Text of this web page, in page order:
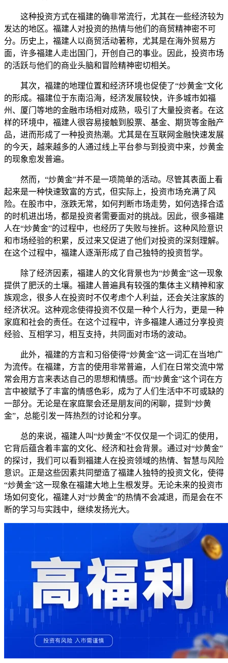
这种投资方式在福建的确非常流行，尤其在一些经济较为
发达的地区。福建人对投资的热情与他们的商贸精神密不可
分。历史上，福建人以商贸活动著称，尤其是在海外贸易方
面，许多福建人走出国门，开创自己的事业。因此，投资市场
的活跃与他们的商业头脑和冒险精神密切相关。
其次，福建的地理位置和经济环境也促使了“炒黄金”文化
的形成。福建位于东南沿海，经济发展较快，许多城市如福
州、厦门等地的金融市场相对成熟，吸引了大量投资者。在这
样的环境中，福建人很容易接触到股票、基金、期货等金融产
品，进而形成了一种投资热潮。尤其是在互联网金融快速发展
的今天，越来越多的人通过线上平台参与到投资中来，炒黄金
的现象愈发普遍。
然而，“炒黄金”并不是一项简单的活动。尽管其表面上看
起来是一种快速致富的方式，但实际上，投资市场充满了风
险。在股市中，涨跌无常，如何判断市场走势，如何选择合适
的时机进出场，都是投资者需要面对的挑战。因此，很多福建
人在“炒黄金”的过程中，也经历了失败与挫折。这种风险意识
和市场经验的积累，反过来又促进了他们对投资的深刻理解。
在这个过程中，福建人逐渐形成了自己独特的投资哲学。
除了经济因素，福建人的文化背景也为“炒黄金”这一现象
提供了肥沃的土壤。福建人普遍具有较强的集体主义精神和家
族观念，很多人在投资时不仅考虑个人利益，还会关注家族的
经济状况。这种观念使得投资不仅是一种个人行为，更是一种
家庭和社会的责任。在这个过程中，许多福建人通过分享投资
经验、互相学习，相互支持，共同面对市场的波动。
此外，福建的方言和习俗使得“炒黄金”这一词汇在当地广
为流传。在福建，方言的使用非常普遍，人们在日常交流中常
常会用方言来表达自己的思想和情感。而“炒黄金”这个词在方
言中被赋予了丰富的情感色彩，成为了人们生活中不可或缺的
一部分。无论是在家庭聚会还是朋友间的闲聊，提到“炒黄
金”，总能引发一阵热烈的讨论和分享。
总的来说，福建人叫“炒黄金”不仅仅是一个词汇的使用，
它背后蕴含着丰富的文化、经济和社会背景。通过对“炒黄金”
的探讨，我们可以看到福建人在投资领域的热情、智慧与风险
意识。正是这些因素共同塑造了福建人独特的投资文化，使得
“炒黄金”这一现象在福建大地上生根发芽。无论未来的投资市
场如何变化，福建人对“炒黄金”的热情不会减退，而是会在不
断的学习与实践中，继续发扬光大。